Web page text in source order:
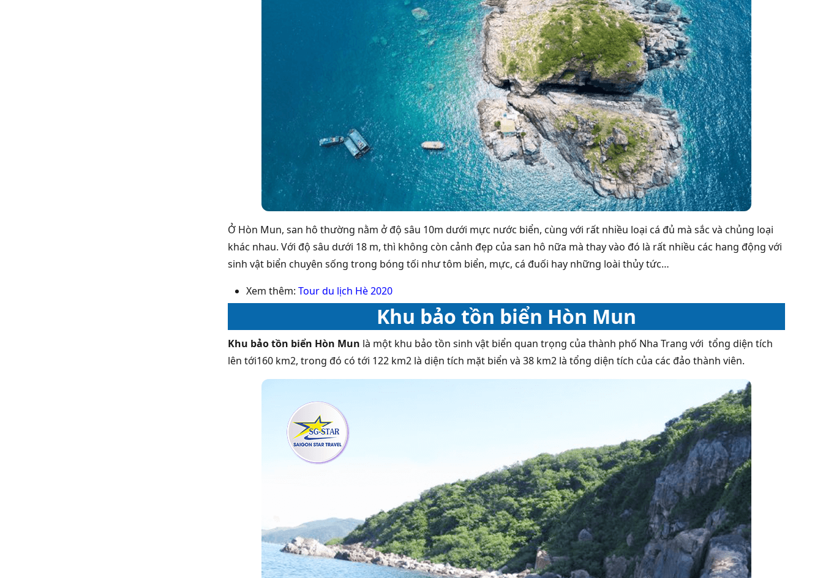
Ở Hòn Mun, san hô thường nằm ở độ sâu 10m dưới mực nước biển, cùng với rất nhiều loại cá đủ mà sắc và chủng loại
khác nhau. Với độ sâu dưới 18 m, thì không còn cảnh đẹp của san hô nữa mà thay vào đó là rất nhiều các hang động với
sinh vật biển chuyên sống trong bóng tối như tôm biển, mực, cá đuối hay những loài thủy tức…
Xem thêm: Tour du lịch Hè 2020
Khu bảo tồn biển Hòn Mun
Khu bảo tồn biển Hòn Mun là một khu bảo tồn sinh vật biển quan trọng của thành phố Nha Trang với tổng diện tích
lên tới160 km2, trong đó có tới 122 km2 là diện tích mặt biển và 38 km2 là tổng diện tích của các đảo thành viên.